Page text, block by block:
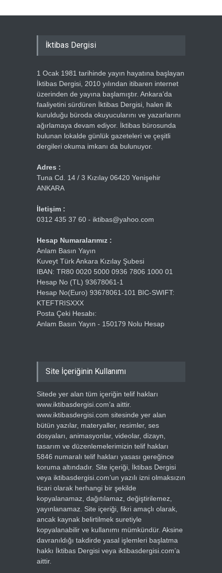
İktibas Dergisi
1 Ocak 1981 tarihinde yayın hayatına başlayan
İktibas Dergisi, 2010 yılından itibaren internet
üzerinden de yayına başlamıştır. Ankara’da
faaliyetini sürdüren İktibas Dergisi, halen ilk
kurulduğu büroda okuyucularını ve yazarlarını
ağırlamaya devam ediyor. İktibas bürosunda
bulunan lokalde günlük gazeteleri ve çeşitli
dergileri okuma imkanı da bulunuyor.
Adres :
Tuna Cd. 14 / 3 Kızılay 06420 Yenişehir
ANKARA
İletişim :
0312 435 37 60 - iktibas@yahoo.com
Hesap Numaralarımız :
Anlam Basın Yayın
Kuveyt Türk Ankara Kızılay Şubesi
IBAN: TR80 0020 5000 0936 7806 1000 01
Hesap No (TL) 93678061-1
Hesap No(Euro) 93678061-101 BIC-SWIFT:
KTEFTRISXXX
Posta Çeki Hesabı:
Anlam Basın Yayın - 150179 Nolu Hesap
Site İçeriğinin Kullanımı
Sitede yer alan tüm içeriğin telif hakları
www.iktibasdergisi.com’a aittir.
www.iktibasdergisi.com sitesinde yer alan
bütün yazılar, materyaller, resimler, ses
dosyaları, animasyonlar, videolar, dizayn,
tasarım ve düzenlemelerimizin telif hakları
5846 numaralı telif hakları yasası gereğince
koruma altındadır. Site içeriği, İktibas Dergisi
veya iktibasdergisi.com’un yazılı izni olmaksızın
ticari olarak herhangi bir şekilde
kopyalanamaz, dağıtılamaz, değiştirilemez,
yayınlanamaz. Site içeriği, fikri amaçlı olarak,
ancak kaynak belirtilmek suretiyle
kopyalanabilir ve kullanımı mümkündür. Aksine
davranıldığı takdirde yasal işlemleri başlatma
hakkı İktibas Dergisi veya iktibasdergisi.com’a
aittir.